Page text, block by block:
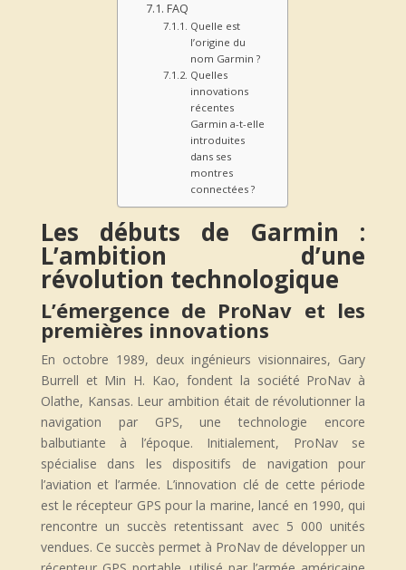
FAQ
Quelle est
l’origine du
nom Garmin ?
Quelles
innovations
récentes
Garmin a-t-elle
introduites
dans ses
montres
connectées ?
Les débuts de Garmin :
L’ambition d’une
révolution technologique
L’émergence de ProNav et les
premières innovations
En octobre 1989, deux ingénieurs visionnaires, Gary
Burrell et Min H. Kao, fondent la société ProNav à
Olathe, Kansas. Leur ambition était de révolutionner la
navigation par GPS, une technologie encore
balbutiante à l’époque. Initialement, ProNav se
spécialise dans les dispositifs de navigation pour
l’aviation et l’armée. L’innovation clé de cette période
est le récepteur GPS pour la marine, lancé en 1990, qui
rencontre un succès retentissant avec 5 000 unités
vendues. Ce succès permet à ProNav de développer un